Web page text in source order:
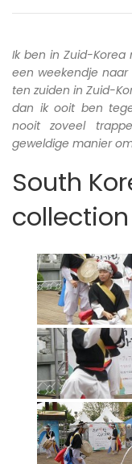
Ik ben in Zuid-
een weekendje naar
ten zuiden in Zuid-
dan ik ooit ben
nooit zoveel
geweldige manier
South
collection